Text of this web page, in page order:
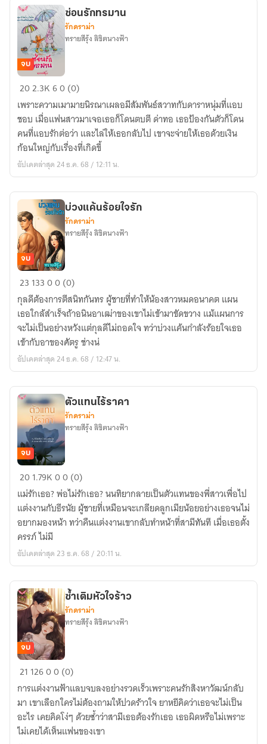
ซ่อน
ทรมาน
จบ
ซ่อนรักทรมาน
รักดราม่า
ทรายสีรุ้ง ลิขิตนางฟ้า
202.3K60 (0)
เพราะความเมามายนิรณาเผลอมีสัมพันธ์สวาทกับดาราหนุ่มที่แอบ
ชอบ เมื่อแฟนสาวมาเจอเธอก็โดนตบตี ด่าทอ เธอป้องกันตัวก็โดน
คนที่แอบรักต่อว่า และไล่ให้เธอกลับไป เขาจะจ่ายให้เธอด้วยเงิน
ก้อนใหญ่กับเรื่องที่เกิดขึ้
อัปเดตล่าสุด 24 ธ.ค. 68 / 12:11 น.
บ่วง
แค้น
ร้อย
ใจ
รัก
จบ
บ่วงแค้นร้อยใจรัก
รักดราม่า
ทรายสีรุ้ง ลิขิตนางฟ้า
23 13300 (0)
กุลดีต้องการตีสนิทกันทร ผู้ชายที่ทำให้น้องสาวหมดอนาคต แผน
เธอใกล้สำเร็จถ้าอนินอาเฒ่าของเขาไม่เข้ามาขัดขวาง แม้แผนการ
จะไม่เป็นอย่างหวังแต่กุลดีไม่ถอดใจ ทว่าบ่วงแค้นกำลังร้อยใจเธอ
เข้ากับอาของศัตรู ช่างน่
อัปเดตล่าสุด 24 ธ.ค. 68 / 12:47 น.
ตัวแทน
ไร้
ราคา
จบ
ตัวแทนไร้ราคา
รักดราม่า
ทรายสีรุ้ง ลิขิตนางฟ้า
201.79K00 (0)
แม่รักเธอ? พ่อไม่รักเธอ? นนทิยากลายเป็นตัวแทนของพี่สาวเพื่อไป
แต่งงานกับธีรนัย ผู้ชายที่เหมือนจะเกลียดลูกเมียน้อยอย่างเธอจนไม่
อยากมองหน้า ทว่าคืนแต่งงานเขากลับทำหน้าที่สามีทันที เมื่อเธอตั้ง
ครรภ์ ไม่มี
อัปเดตล่าสุด 23 ธ.ค. 68 / 20:11 น.
ซ้ำ
หัวใจ
ร้าว
จบ
ซ้ำเติมหัวใจร้าว
รักดราม่า
ทรายสีรุ้ง ลิขิตนางฟ้า
21 12600 (0)
การแต่งงานฟ้าแลบจบลงอย่างรวดเร็วเพราะคนรักสิงหาวัฒน์กลับ
มา เขาเลือกใครไม่ต้องถามให้ปวดร้าวใจ ยาหยีคิดว่าเธอจะไม่เป็น
อะไร เคยคิดโง่ๆ ด้วยซ้ำว่าสามีเธอต้องรักเธอ เธอผิดหรือไม่เพราะ
ไม่เคยได้เห็นแฟนของเขา